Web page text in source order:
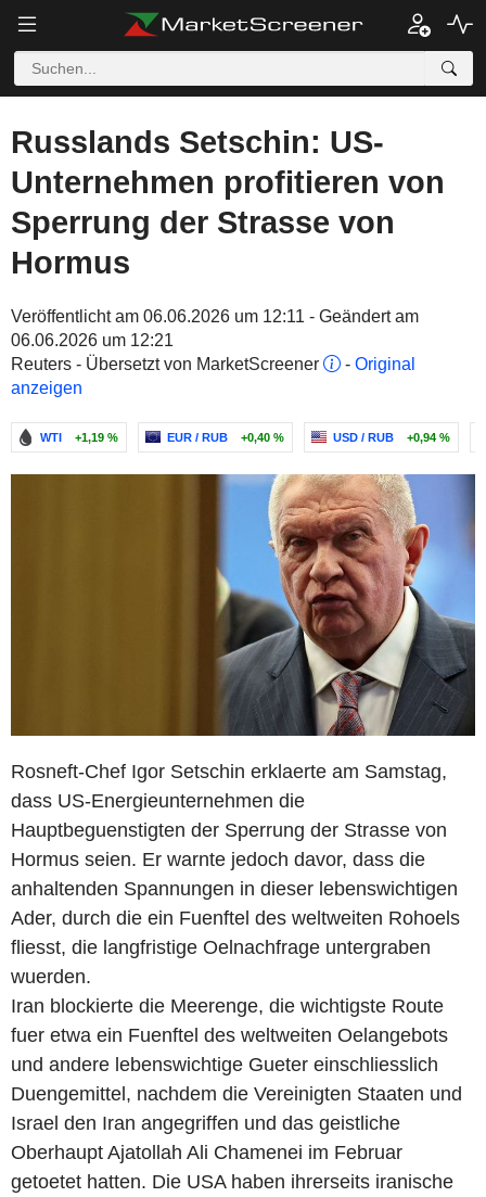
Russlands Setschin: US-
Unternehmen profitieren von
Sperrung der Strasse von
Hormus
Veröffentlicht am 06.06.2026 um 12:11 - Geändert am
06.06.2026 um 12:21
Reuters - Übersetzt von MarketScreener
- Original
anzeigen
WTI +1,19 % EUR / RUB +0,40 % USD / RUB +0,94 %
Rosneft-Chef Igor Setschin erklaerte am Samstag,
dass US-Energieunternehmen die
Hauptbeguenstigten der Sperrung der Strasse von
Hormus seien. Er warnte jedoch davor, dass die
anhaltenden Spannungen in dieser lebenswichtigen
Ader, durch die ein Fuenftel des weltweiten Rohoels
fliesst, die langfristige Oelnachfrage untergraben
wuerden.
Iran blockierte die Meerenge, die wichtigste Route
fuer etwa ein Fuenftel des weltweiten Oelangebots
und andere lebenswichtige Gueter einschliesslich
Duengemittel, nachdem die Vereinigten Staaten und
Israel den Iran angegriffen und das geistliche
Oberhaupt Ajatollah Ali Chamenei im Februar
getoetet hatten. Die USA haben ihrerseits iranische